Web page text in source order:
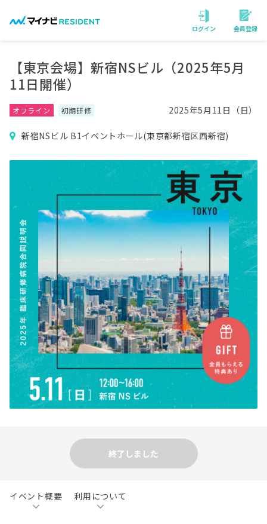
ログイン 会員登録
【東京会場】新宿NSビル（2025年5月
11日開催）
オフライン 初期研修 2025年5月11日（日）
新宿NSビル B1イベントホール(東京都新宿区西新宿)
終了しました
イベント概要 利用について